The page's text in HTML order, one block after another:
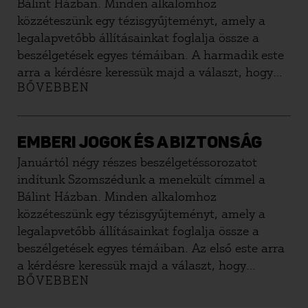
közszféra és a magánszféra – elválasztása, az
állam világnézeti semlegességének a
követelménye, a minden embert világnézetétől
függetlenül egyenlő mértékben megillető
alapjogok – ezek a maguktól értetődő
tekintettel lettek intézményesítve. Igaz persze,
hogy ma már nem az okoz problémát, hogy
katolikusok, kálvinisták, zsidók és ateisták
cselekvéseit kell a jognak egyenlő mércével
mérnie, hanem inkább az, hogy nagyszámú,
más nyelvet beszélő, más kulturális mintákkal
rendelkező bevándorlók és menekültek
jelenlétére tekintettel kell kialakítani egyenlő
mércéket és a mindenkit egyaránt megillető
jogok és egyaránt terhelő kötelezettségek
Bálint Házban. Minden alkalomhoz
közzéteszünk egy tézisgyűjteményt, amely a
legalapvetőbb állításainkat foglalja össze a
beszélgetések egyes témáiban. A harmadik este
arra a kérdésre keressük majd a választ, hogy
korlátoznunk kell-e szabadságunkat annak
BŐVEBBEN
EMBERI JOGOK ÉS A BIZTONSÁG
Januártól négy részes beszélgetéssorozatot
indítunk Szomszédunk a menekült címmel a
Bálint Házban. Minden alkalomhoz
közzéteszünk egy tézisgyűjteményt, amely a
legalapvetőbb állításainkat foglalja össze a
beszélgetések egyes témáiban. Az első este arra
a kérdésre keressük majd a választ, hogy
korlátoznunk kell-e szabadságunkat annak
BŐVEBBEN